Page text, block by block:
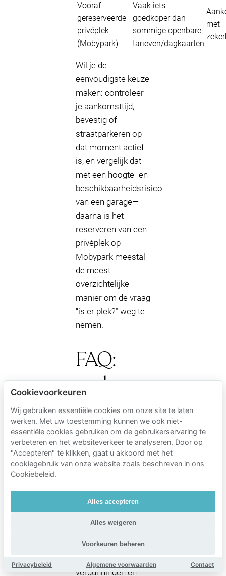
Vooraf
gereserveerde
privéplek
(Mobypark)
Vaak iets
goedkoper dan
sommige openbare
tarieven/dagkaarten
met
Wil je de
eenvoudigste keuze
maken: controleer
je aankomsttijd,
bevestig of
straatparkeren op
dat moment actief
is, en vergelijk dat
met een hoogte- en
beschikbaarheidsrisico
van een garage—
daarna is het
reserveren van een
privéplek op
Mobypark meestal
de meest
overzichtelijke
manier om de vraag
“is er plek?” weg te
nemen.
FAQ:
parkeren
bij
Schouwburg
&
Tilburg
(kostenverwachtingen,
vergunningen en
Cookievoorkeuren
Wij gebruiken essentiële cookies om onze site te laten
werken. Met uw toestemming kunnen we ook niet-
essentiële cookies gebruiken om de gebruikerservaring te
verbeteren en het websiteverkeer te analyseren. Door op
"Accepteren" te klikken, gaat u akkoord met het
cookiegebruik van onze website zoals beschreven in ons
Cookiebeleid.
Alles accepteren
Alles weigeren
Voorkeuren beheren
Privacybeleid Algemene voorwaarden Contact